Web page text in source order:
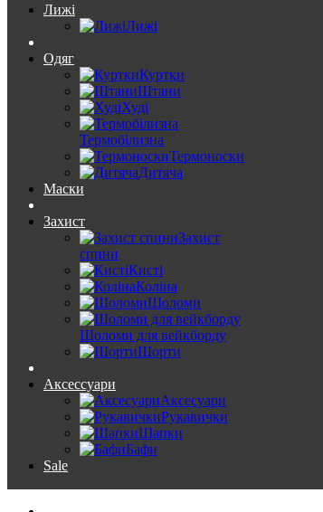
Лижі
Лижі
Одяг
Куртки
Штани
Худі
Термобілизна
Термоноски
Дитяча
Маски
Захист
Захист
спини
Кисті
Коліна
Шоломи
Шоломи для вейкборду
Шорти
Аксессуари
Аксесуари
Рукавички
Шапки
Бафи
Sale